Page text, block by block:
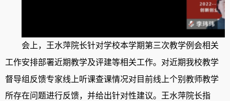
会上 ，
王水萍院长针对学校本学期第三次教学例会相关
工作安排部署近期教学及评建等相关工作。 对近期我校教学
督导组反馈专家线上听课查课情况对目前线上个别教师教学
所存在问题进行反馈， 并给出针对性建议。
王水萍院长指